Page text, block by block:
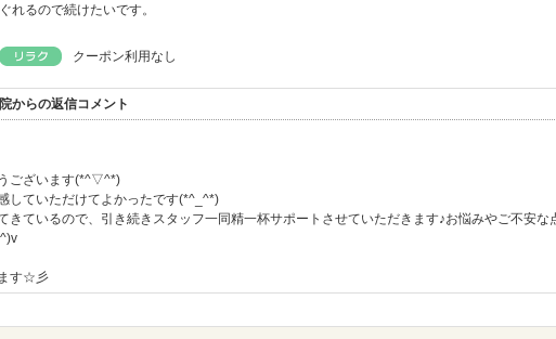
れるので続けたいです。
クーポン利用なし
からの返信コメント
ございます(*^▽^*)
していただけてよかったです(*^_^*)
きているので、引き続きスタッフ一同精一杯サポートさせていただきます♪お悩みやご不安な
す☆彡